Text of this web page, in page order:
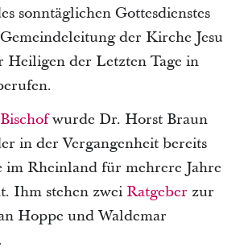
sonntäglichen Gottesdienstes
der Kirche Jesu
Heiligen der Letzten Tage in
Bischofwurde Dr. Horst Braun
in der Vergangenheit bereits
Rheinland für mehrere Jahre
Ihm stehen zwei Ratgeber zur
Hoppe und Waldemar